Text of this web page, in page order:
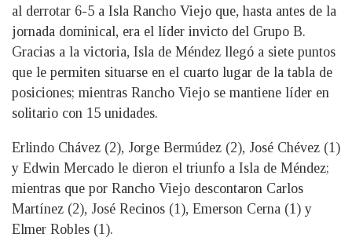
al derrotar 6-5 a Isla Rancho Viejo que, hasta antes de la
jornada dominical, era el líder invicto del Grupo B.
Gracias a la victoria, Isla de Méndez llegó a siete puntos
que le permiten situarse en el cuarto lugar de la tabla de
posiciones; mientras Rancho Viejo se mantiene líder en
solitario con 15 unidades.
Erlindo Chávez (2), Jorge Bermúdez (2), José Chévez (1)
y Edwin Mercado le dieron el triunfo a Isla de Méndez;
mientras que por Rancho Viejo descontaron Carlos
Martínez (2), José Recinos (1), Emerson Cerna (1) y
Elmer Robles (1).